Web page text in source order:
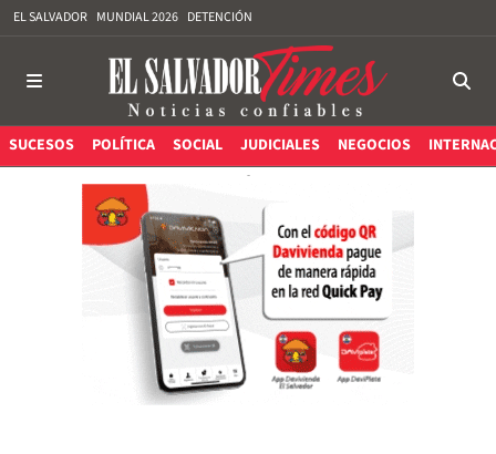
EL SALVADOR MUNDIAL 2026 DETENCIÓN
SUCESOS POLÍTICA SOCIAL JUDICIALES NEGOCIOS